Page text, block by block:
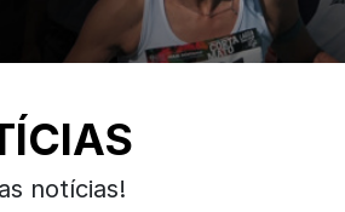
notícias!